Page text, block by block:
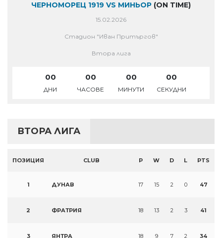
ЧЕРНОМОРЕЦ 1919 VS МИНЬОР (ON TIME)
15.02.2026
Стадион "Иван Притъргов"
Втора лига
00
ДНИ
00
ЧАСОВЕ
00
МИНУТИ
00
СЕКУДНИ
ВТОРА ЛИГА
ПОЗИЦИЯ CLUB P W D L PTS
1 ДУНАВ 17 15 2 0 47
2 ФРАТРИЯ 18 13 2 3 41
3 ЯНТРА 18 9 7 2 34